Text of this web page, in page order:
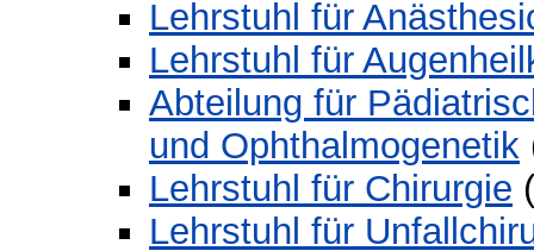
Lehrstuhl für
Lehrstuhl für
Abteilung für
und Ophthalmogenetik
Lehrstuhl für Chirurgie
Lehrstuhl für